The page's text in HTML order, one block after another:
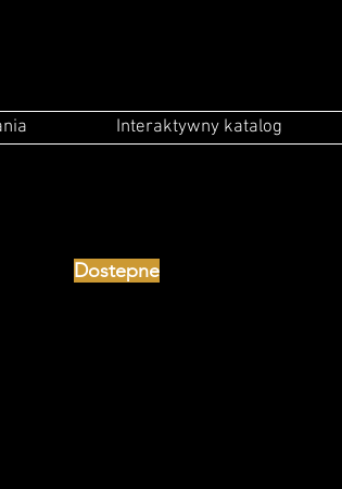
Interaktywny katalog
Dostepne